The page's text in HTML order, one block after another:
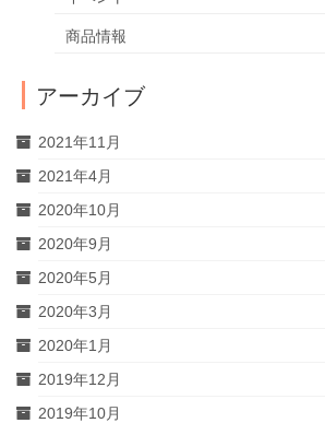
商品情報
アーカイブ
2021年11月
2021年4月
2020年10月
2020年9月
2020年5月
2020年3月
2020年1月
2019年12月
2019年10月